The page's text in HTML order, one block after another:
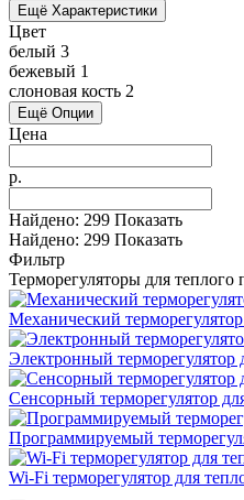
Ещё Характеристики
Цвет
белый 3
бежевый 1
слоновая кость 2
Ещё Опции
Цена
р.
Найдено: 299 Показать
Найдено: 299 Показать
Фильтр
Терморегуляторы для теплого
Механический
Электронный терморегулятор
Сенсорный терморегулятор
Программируемый
Wi-Fi терморегулятор для